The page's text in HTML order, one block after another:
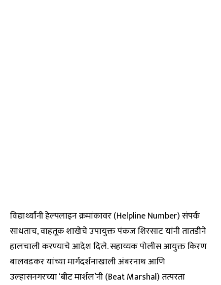
विद्यार्थ्यांनी हेल्पलाइन क्रमांकावर (Helpline Number) संपर्क
साधताच, वाहतूक शाखेचे उपायुक्त पंकज शिरसाट यांनी तातडीने
हालचाली करण्याचे आदेश दिले. सहाय्यक पोलीस आयुक्त किरण
बालवडकर यांच्या मार्गदर्शनाखाली अंबरनाथ आणि
उल्हासनगरच्या ‘बीट मार्शल’नी (Beat Marshal) तत्परता